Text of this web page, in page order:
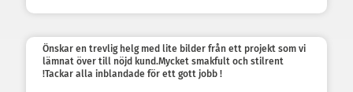
Önskar en trevlig helg med lite bilder från ett projekt som vi
lämnat över till nöjd kund.Mycket smakfult och stilrent
!Tackar alla inblandade för ett gott jobb !